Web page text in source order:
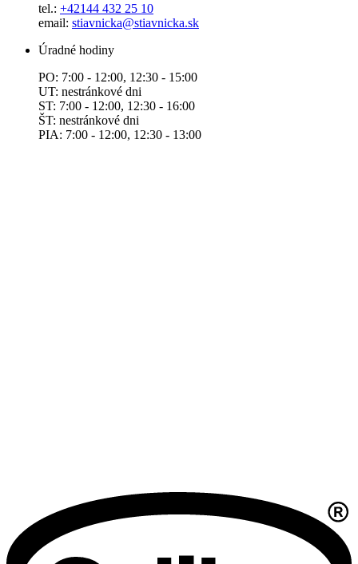
tel.: +42144 432 25 10
email: stiavnicka@stiavnicka.sk
Úradné hodiny
PO: 7:00 - 12:00, 12:30 - 15:00
UT: nestránkové dni
ST: 7:00 - 12:00, 12:30 - 16:00
ŠT: nestránkové dni
PIA: 7:00 - 12:00, 12:30 - 13:00